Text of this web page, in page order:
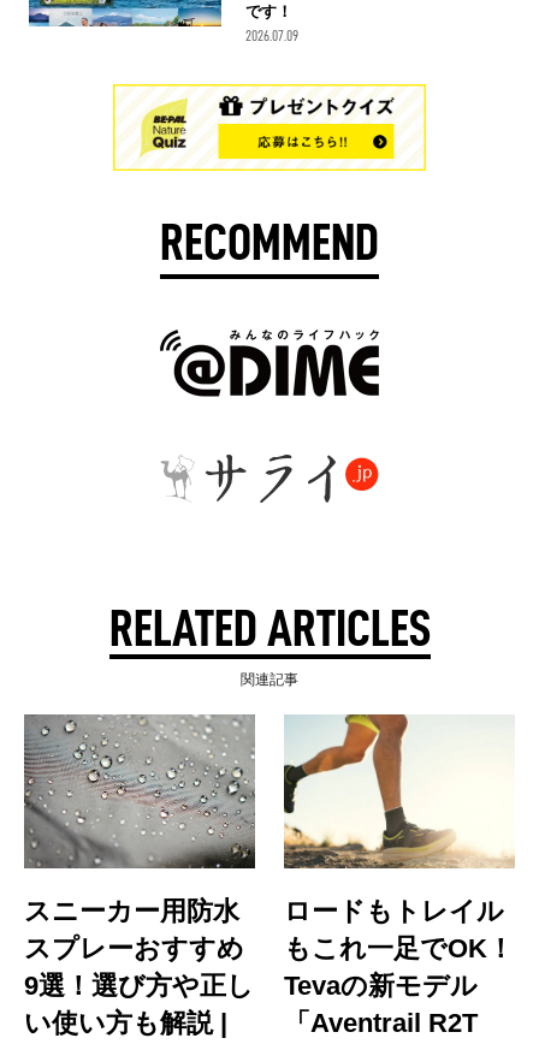
です！
2026.07.09
RECOMMEND
RELATED ARTICLES
関連記事
スニーカー用防水
スプレーおすすめ
9選！選び方や正し
い使い方も解説 |
ロードもトレイル
もこれ一足でOK！
Tevaの新モデル
「Aventrail R2T